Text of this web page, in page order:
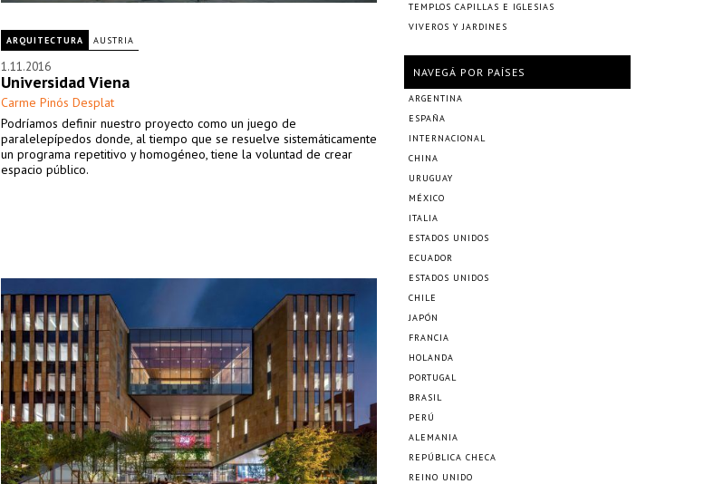
ARQUITECTURA AUSTRIA
1.11.2016
Universidad Viena
Carme Pinós Desplat
Podríamos definir nuestro proyecto como un juego de
paralelepípedos donde, al tiempo que se resuelve sistemáticamente
un programa repetitivo y homogéneo, tiene la voluntad de crear
espacio público.
TEMPLOS CAPILLAS E IGLESIAS
VIVEROS Y JARDINES
NAVEGÁ POR PAÍSES
ARGENTINA
ESPAÑA
INTERNACIONAL
CHINA
URUGUAY
MÉXICO
ITALIA
ESTADOS UNIDOS
ECUADOR
ESTADOS UNIDOS
CHILE
JAPÓN
FRANCIA
HOLANDA
PORTUGAL
BRASIL
PERÚ
ALEMANIA
REPÚBLICA CHECA
REINO UNIDO